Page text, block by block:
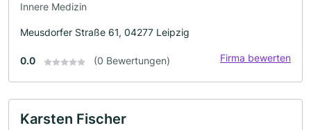
Innere Medizin
Meusdorfer Straße 61, 04277 Leipzig
0.0 (0 Bewertungen) Firma bewerten
Karsten Fischer